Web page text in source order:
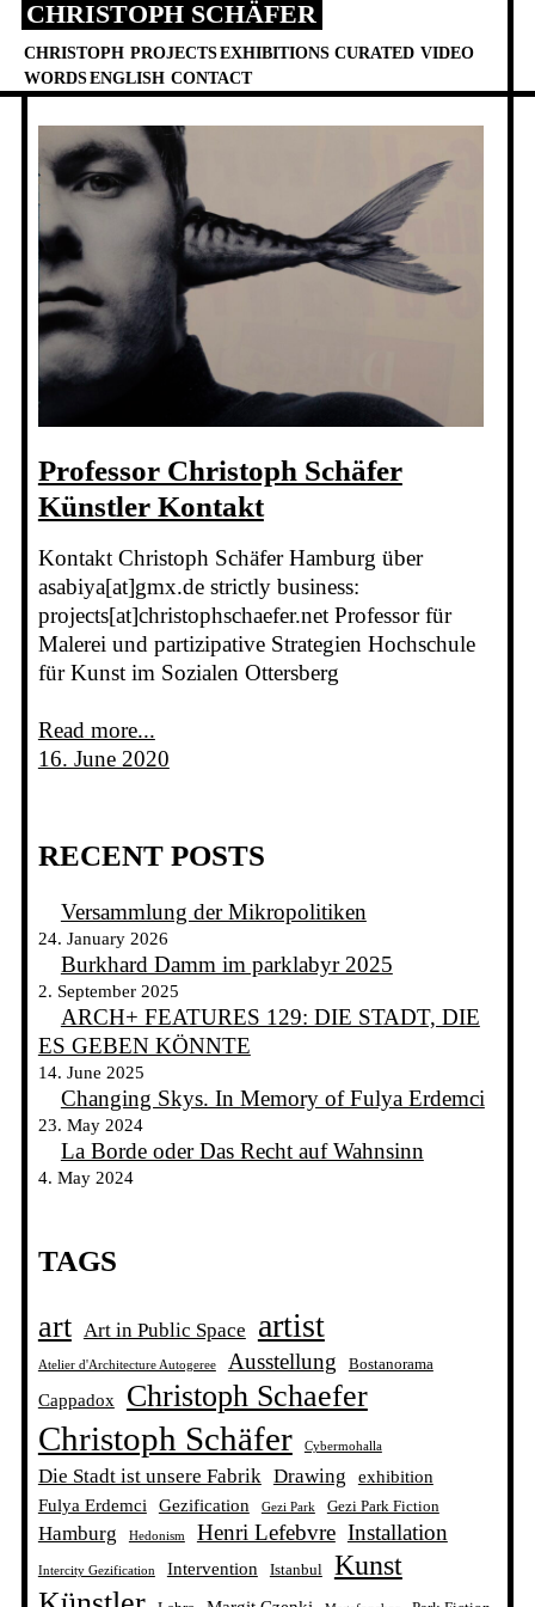
Skip
content
CHRISTOPH SCHÄFER
CHRISTOPH PROJECTSEXHIBITIONS CURATED VIDEO
WORDSENGLISH CONTACT
Professor Christoph Schäfer
Künstler Kontakt
Kontakt Christoph Schäfer Hamburg über
asabiya[at]gmx.de strictly business:
projects[at]christophschaefer.net Professor für
Malerei und partizipative Strategien Hochschule
für Kunst im Sozialen Ottersberg
Read more...
16. June 2020
RECENT POSTS
Versammlung der Mikropolitiken
24. January 2026
Burkhard Damm im parklabyr 2025
2. September 2025
ARCH+ FEATURES 129: DIE STADT, DIE
ES GEBEN KÖNNTE
14. June 2025
Changing Skys. In Memory of Fulya Erdemci
23. May 2024
La Borde oder Das Recht auf Wahnsinn
4. May 2024
TAGS
art Art in Public Space artist
Atelier d'Architecture Autogeree Ausstellung Bostanorama
Cappadox Christoph Schaefer
Christoph Schäfer Cybermohalla
Die Stadt ist unsere Fabrik Drawing
exhibition
Fulya Erdemci
Gezification Gezi Park Gezi Park Fiction
Hamburg Hedonism Henri Lefebvre Installation
Intercity Gezification Intervention Istanbul Kunst